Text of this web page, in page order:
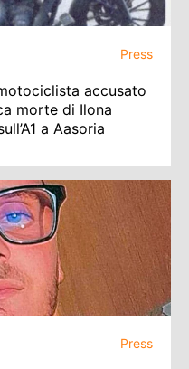
Press
accusato
morte di Ilona
a Aasoria
Press